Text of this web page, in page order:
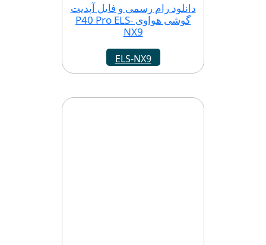
دانلود رام رسمی و فایل آپدیت
گوشی هواوی P40 Pro ELS-
NX9
ELS-NX9